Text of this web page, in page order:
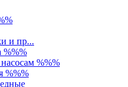
и пр...
%%%
%%%
%%%